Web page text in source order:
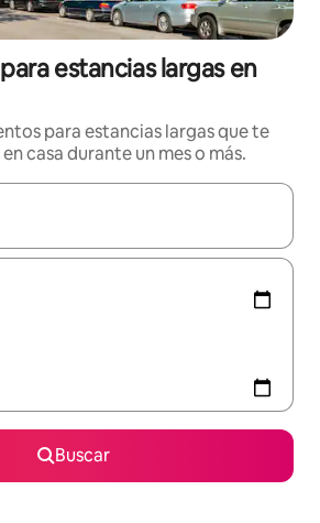
estancias largas en
para estancias largas que te
casa durante un mes o más.
estén disponibles, podrás navegar
Buscar